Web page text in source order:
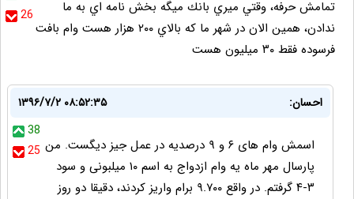
26
تمامش حرفه، وقتي ميري بانك ميگه بخش نامه اي به ما
ندادن، همين الان در شهر ما كه بالاي ٢٠٠ هزار هست وام بافت
فرسوده فقط ٣٠ ميليون هست
احسان:
۱۳۹۶/۷/۲ ۰۸:۵۲:۳۵
38
25 اسمش وام های ۶ و ۹ درصدیه در عمل جیز دیگست. من
پارسال مهر ماه یه وام ازدواج به اسم ۱۰ میلبونی و سود
۳-۴ گرفتم. در واقع ۹.۷۰۰ برام واریز کردند، دقیقا دو روز